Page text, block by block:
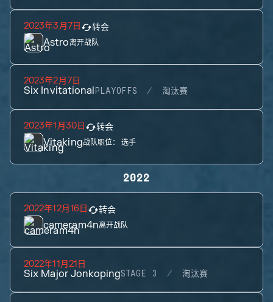
2023年3月7日 转会
Astro离开战队
2023年2月7日
Six Invitational PLAYOFFS 淘汰赛
2023年1月30日 转会
Vitaking战队职位： 选手
2022
2022年12月16日 转会
cameram4n离开战队
2022年11月21日
Six Major JonkopingSTAGE 3 淘汰赛